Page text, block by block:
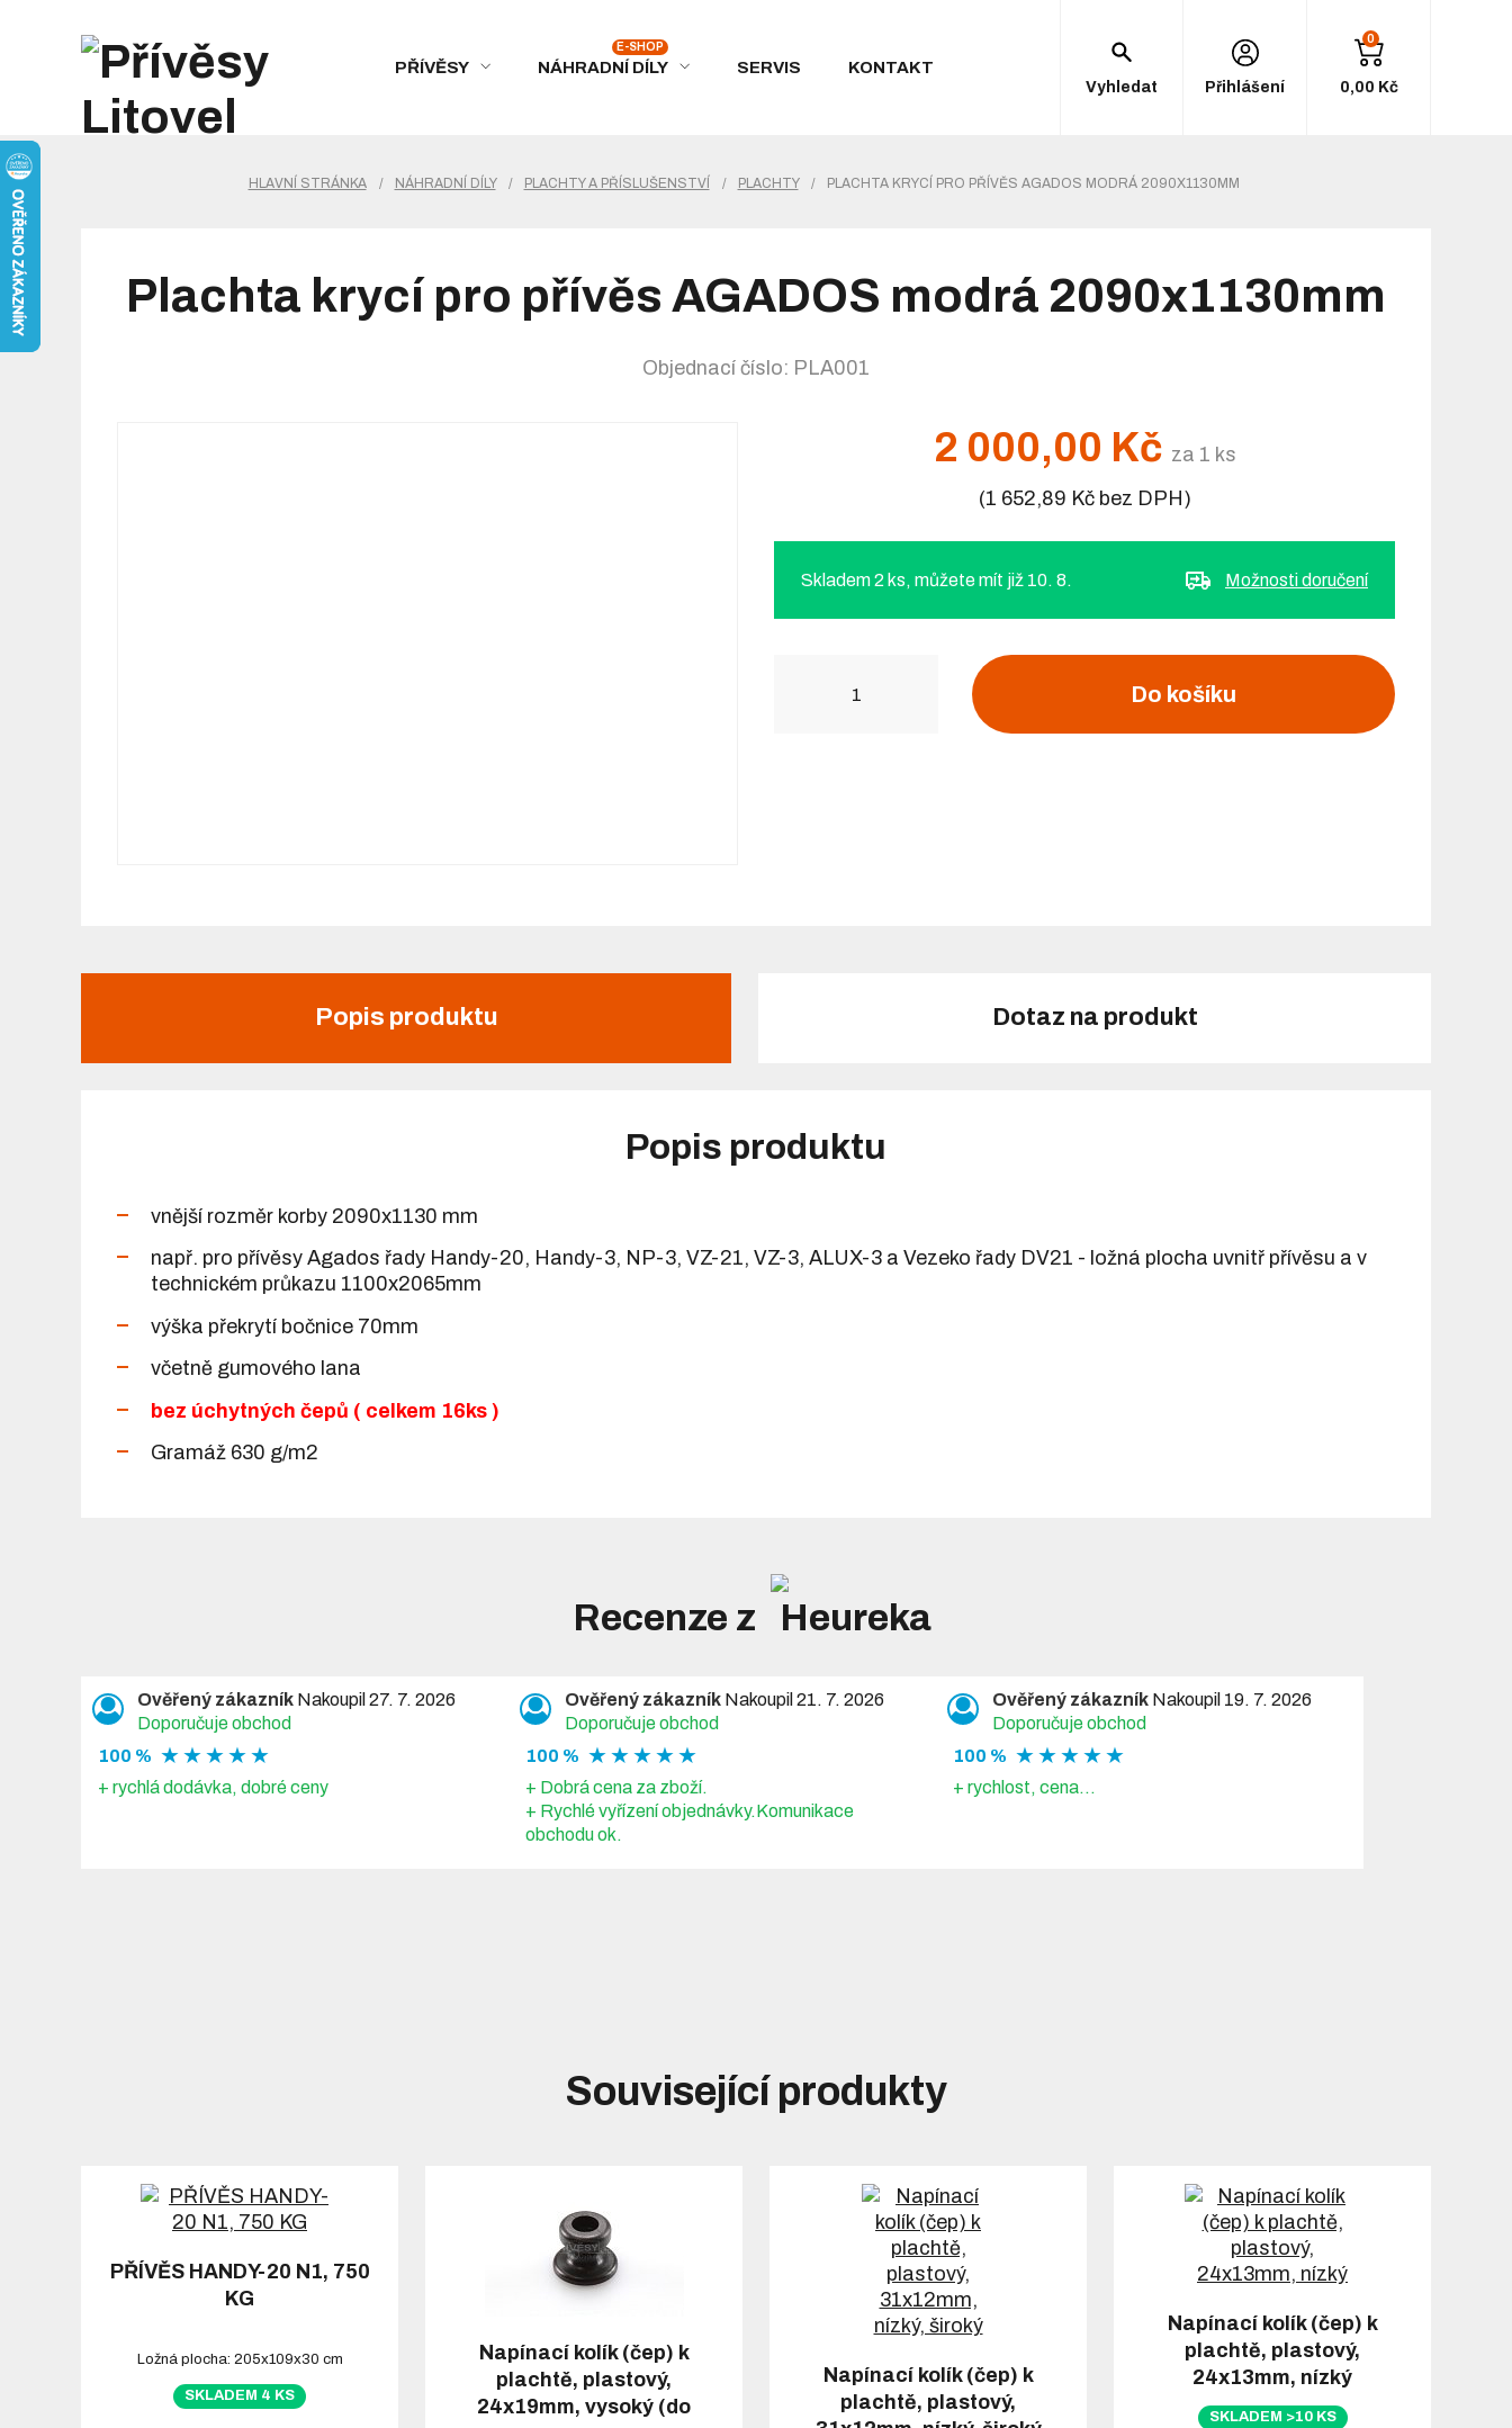
PŘÍVĚSY NÁHRADNÍ DÍLY SERVIS KONTAKT
Vyhledat Přihlášení
0
0,00 Kč
HLAVNÍ STRÁNKA / NÁHRADNÍ DÍLY / PLACHTY A PŘÍSLUŠENSTVÍ / PLACHTY / PLACHTA KRYCÍ PRO PŘÍVĚS AGADOS MODRÁ 2090X1130MM
Plachta krycí pro přívěs AGADOS modrá 2090x1130mm
Objednací číslo: PLA001
2 000,00 Kč za 1 ks
(1 652,89 Kč bez DPH)
Skladem 2 ks, můžete mít již 10. 8. Možnosti doručení
Do košíku
Popis produktu Dotaz na produkt
Popis produktu
vnější rozměr korby 2090x1130 mm
např. pro přívěsy Agados řady Handy-20, Handy-3, NP-3, VZ-21, VZ-3, ALUX-3 a Vezeko řady DV21 - ložná plocha uvnitř přívěsu a v
technickém průkazu 1100x2065mm
výška překrytí bočnice 70mm
včetně gumového lana
bez úchytných čepů ( celkem 16ks )
Gramáž 630 g/m2
Recenze z
Ověřený zákazník Nakoupil 27. 7. 2026
Doporučuje obchod
100 % ★ ★ ★ ★ ★
+ rychlá dodávka, dobré ceny
Ověřený zákazníkNakoupil 21. 7. 2026
Doporučuje obchod
100 % ★ ★ ★ ★ ★
+ Dobrá cena za zboží.
+ Rychlé vyřízení objednávky.Komunikace
obchodu ok.
Ověřený zákazníkNakoupil 19. 7. 2026
Doporučuje obchod
100 % ★ ★ ★ ★ ★
+ rychlost, cena...
Související produkty
PŘÍVĚS HANDY-20 N1, 750
KG
Ložná plocha: 205x109x30 cm
SKLADEM 4 KS
Napínací kolík (čep) k
plachtě, plastový,
24x19mm, vysoký (do
Napínací kolík (čep) k
plachtě, plastový,
Napínací kolík (čep) k
plachtě, plastový,
24x13mm, nízký
SKLADEM >10 KS